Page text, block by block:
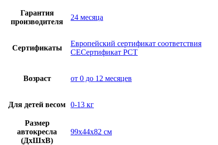
Гарантия
производителя
24 месяца
Сертификаты
Европейский сертификат соответствия
СЕСертификат РСТ
Возраст от 0 до 12 месяцев
Для детей весом 0-13 кг
Размер
автокресла
(ДхШхВ)
99х44х82 см